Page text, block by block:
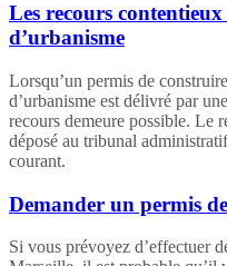
Les recours
d’urbanisme
Lorsqu’un permis de
d’urbanisme est délivré par
recours demeure possible. Le
déposé au tribunal
courant.
Demander un permis
Si vous prévoyez d’effectuer